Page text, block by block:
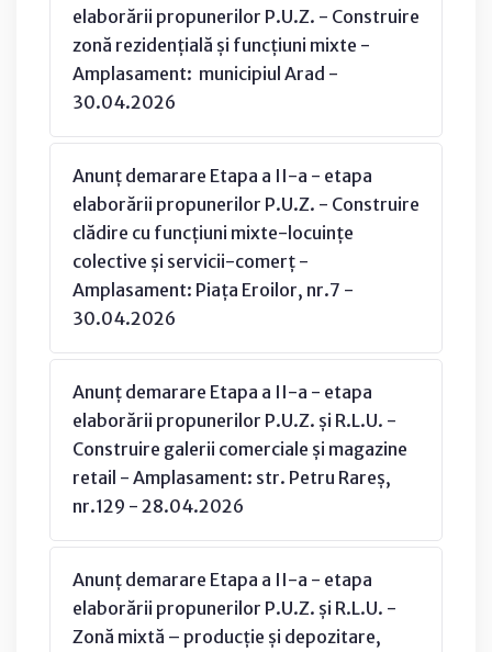
elaborării propunerilor P.U.Z. - Construire
zonă rezidențială și funcțiuni mixte -
Amplasament: municipiul Arad -
30.04.2026
Anunț demarare Etapa a II-a - etapa
elaborării propunerilor P.U.Z. - Construire
clădire cu funcțiuni mixte-locuințe
colective și servicii-comerț -
Amplasament: Piața Eroilor, nr.7 -
30.04.2026
Anunț demarare Etapa a II-a - etapa
elaborării propunerilor P.U.Z. și R.L.U. -
Construire galerii comerciale și magazine
retail - Amplasament: str. Petru Rareș,
nr.129 - 28.04.2026
Anunț demarare Etapa a II-a - etapa
elaborării propunerilor P.U.Z. și R.L.U. -
Zonă mixtă – producție și depozitare,